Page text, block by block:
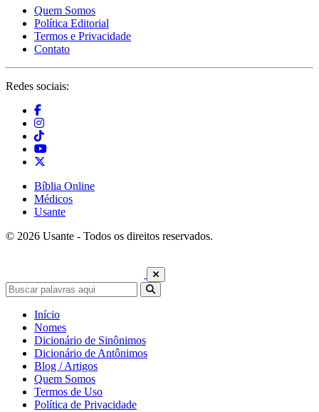
Quem Somos
Política Editorial
Termos e Privacidade
Contato
Redes sociais:
Bíblia Online
Médicos
Usante
© 2026 Usante - Todos os direitos reservados.
Início
Nomes
Dicionário de Sinônimos
Dicionário de Antônimos
Blog / Artigos
Quem Somos
Termos de Uso
Política de Privacidade